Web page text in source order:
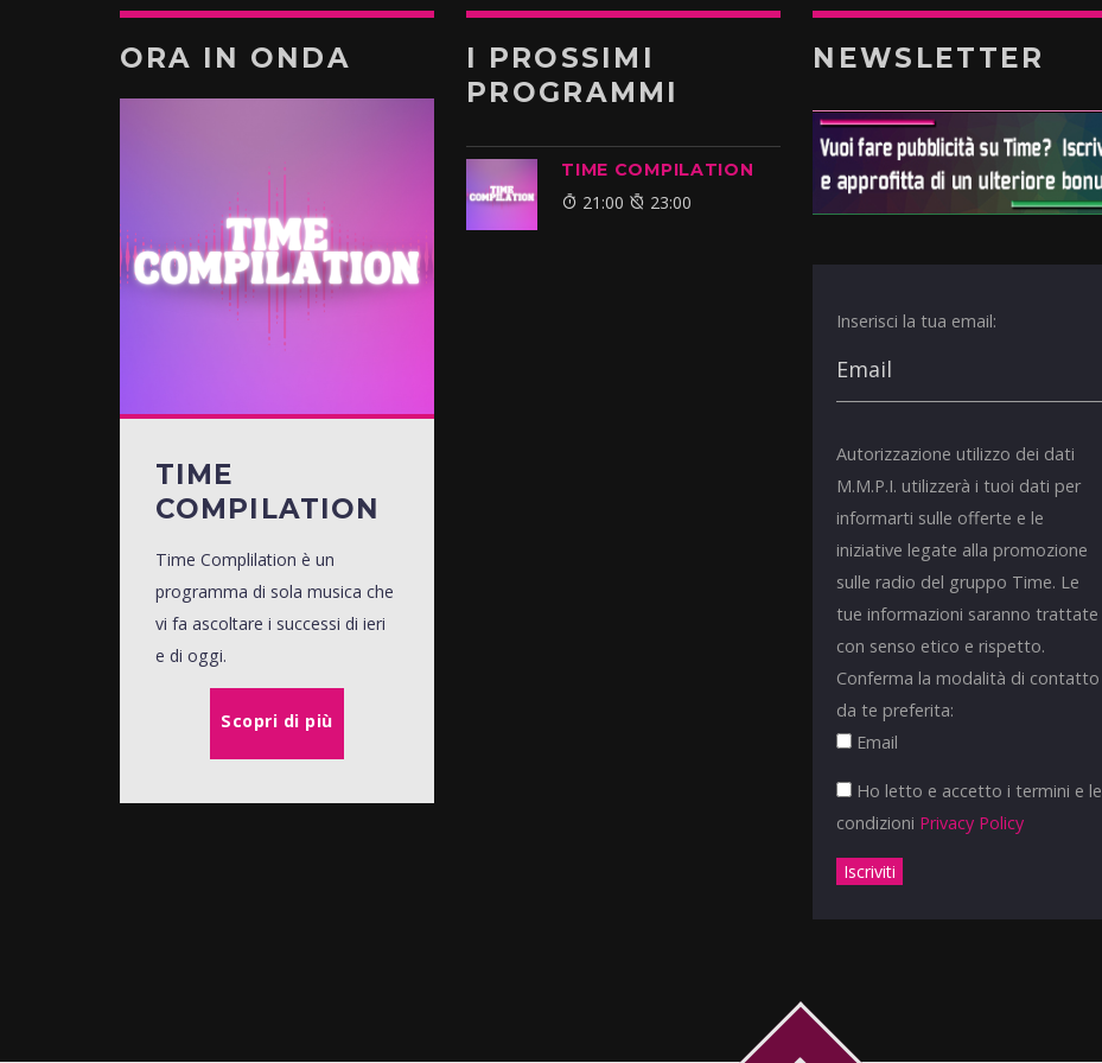
ORA IN ONDA
TIME
COMPILATION
Time Complilation è un
programma di sola musica che
vi fa ascoltare i successi di ieri
e di oggi.
Scopri di più
I PROSSIMI
PROGRAMMI
TIME COMPILATION
21:00 23:00
NEWSLETTER
Inserisci la tua email:
Autorizzazione utilizzo dei dati
M.M.P.I. utilizzerà i tuoi dati per
informarti sulle offerte e le
iniziative legate alla promozione
sulle radio del gruppo Time. Le
tue informazioni saranno trattate
con senso etico e rispetto.
Conferma la modalità di contatto
da te preferita:
Email
Ho letto e accetto i termini e le
condizioni Privacy Policy